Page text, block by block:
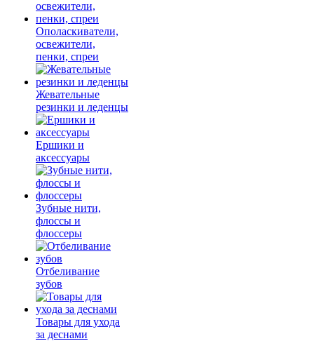
Ополаскиватели,
освежители,
пенки, спреи
Жевательные
резинки и леденцы
Ершики и
аксессуары
Зубные нити,
флоссы и
флоссеры
Отбеливание
зубов
Товары для ухода
за деснами